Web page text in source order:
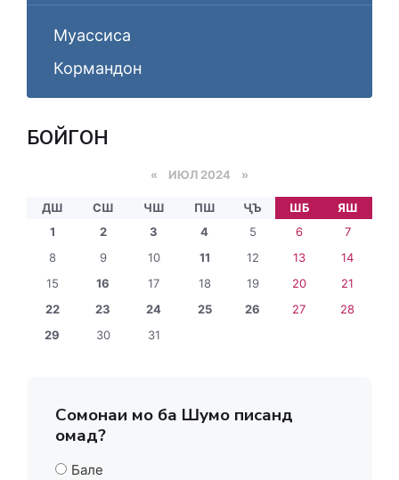
Муассиса
Кормандон
БОЙГОНӢ
« ИЮЛ 2024 »
ДШ СШ ЧШ ПШ ҶЪ ШБ
ЯШ
1
2 3 4 5 6
7
8
9 10 11 12 13
14
15
16 17 18 19 20
21
22
23 24 25 26 27
28
29
30 31
Сомонаи мо ба Шумо писанд
омад?
Бале